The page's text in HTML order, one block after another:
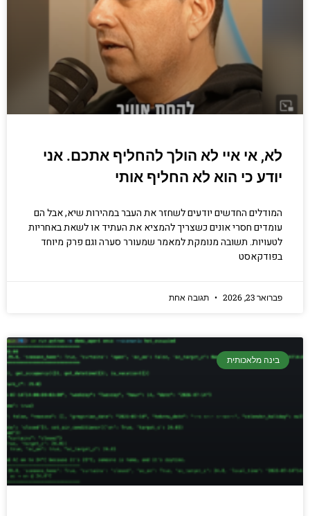
לא, אי איי לא הולך להחליף אתכם. אני
יודע כי הוא לא החליף אותי
המודלים החדשים יודעים לשחזר את העבר במהירות שיא, אבל הם
עומדים חסרי אונים כשצריך להמציא את העתיד או לשאת באחריות
לטעויות. תשובה מנומקת למאמר שמעורר סערה וגם פרק מיוחד
בפודקאסט
פברואר 23, 2026 תגובה אחת
בינה מלאכותית